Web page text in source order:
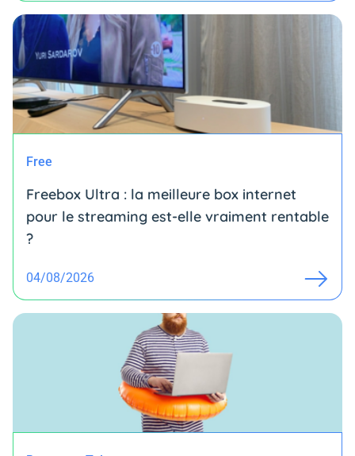
Free
Freebox Ultra : la meilleure box internet
pour le streaming est-elle vraiment rentable
?
04/08/2026